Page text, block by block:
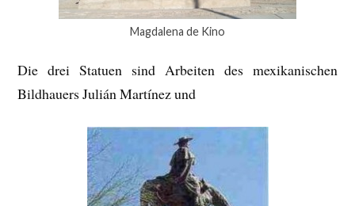
Magdalena de Kino
Die drei Statuen sind Arbeiten des mexikanischen
Bildhauers Julián Martínez und